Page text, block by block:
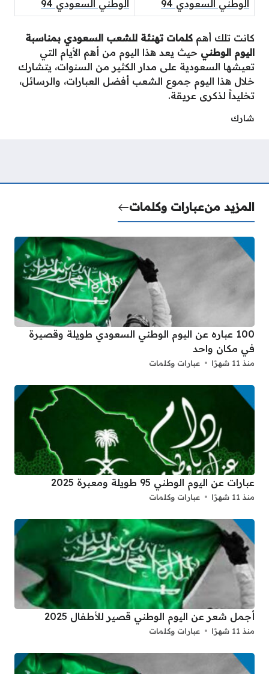
الوطني السعودي 94 الوطني السعودي 94
كانت تلك أهم كلمات تهنئة للشعب السعودي بمناسبة
اليوم الوطني حيث يعد هذا اليوم من أهم الأيام التي
تعيشها السعودية على مدار الكثير من السنوات، يتشارك
خلال هذا اليوم جموع الشعب أفضل العبارات، والرسائل،
تخليداً لذكرى عريقة.
شارك
المزيد منعبارات وكلمات
100 عباره عن اليوم الوطني السعودي طويلة وقصيرة
في مكان واحد
منذ 11 شهرًا عبارات وكلمات
عبارات عن اليوم الوطني 95 طويلة ومعبرة 2025
منذ 11 شهرًا عبارات وكلمات
أجمل شعر عن اليوم الوطني قصير للأطفال 2025
منذ 11 شهرًا عبارات وكلمات